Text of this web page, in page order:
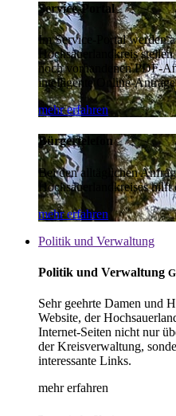
Service-Portal
Im Service-Portal werden
Hochsauerlandkreis
noch vorhandenen PDF-
intelligente Online-
mehr erfahren
Bürgertelefon
Bei den alltäglichen
Hochsauerlandkreises
mehr erfahren
Politik und Verwaltung
Politik und Verwaltung
Sehr geehrte Damen und
Website, der
Internet-Seiten nicht nur
der Kreisverwaltung,
interessante Links.
mehr erfahren